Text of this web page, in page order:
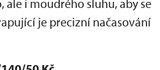
i moudrého sluhu, aby se
je precizní načasování